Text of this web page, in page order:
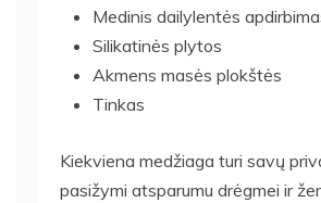
Medinis dailylentės
Silikatinės plytos
Akmens masės plokštės
Tinkas
Kiekviena medžiaga turi savų
pasižymi atsparumu drėgmei ir